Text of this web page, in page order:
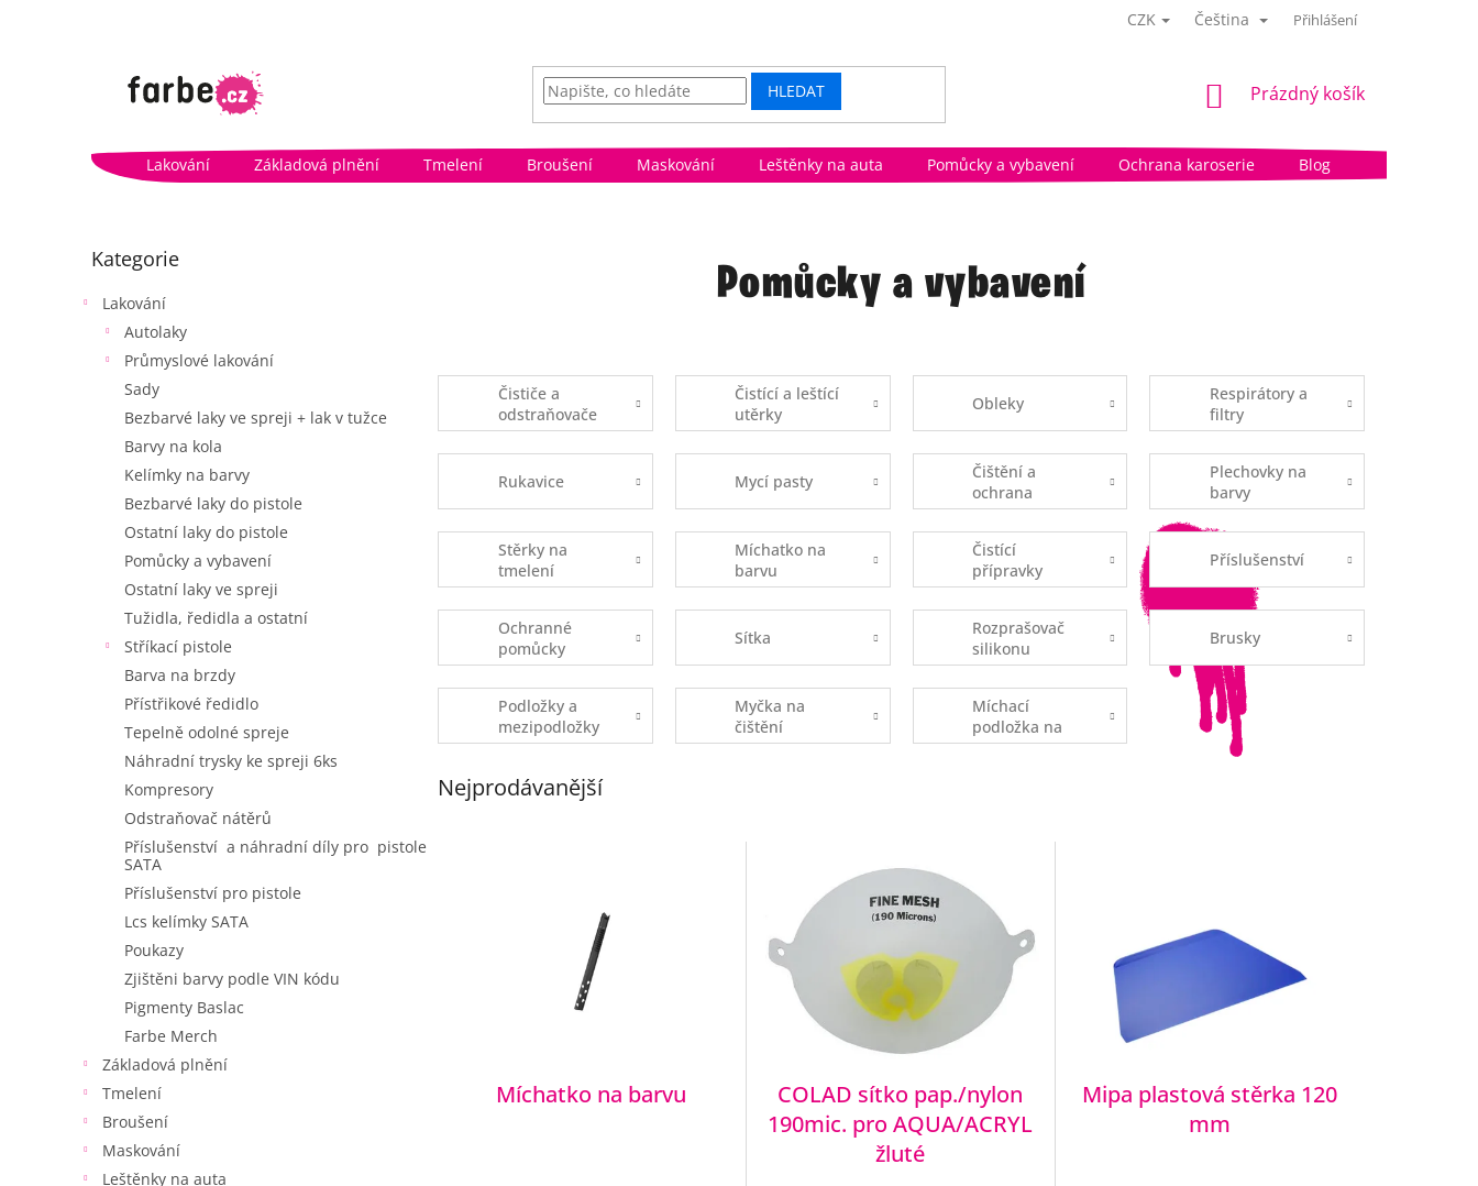
CZK Čeština Přihlášení
HLEDAT
NÁKUPNÍ
Prázdný košík
Lakování Základová plnění Tmelení Broušení Maskování Leštěnky na auta Pomůcky a vybavení Ochrana karoserie Blog
s
kategorie
Kategorie
Lakování
Autolaky
Průmyslové lakování
Sady
Bezbarvé laky ve spreji + lak v tužce
Barvy na kola
Kelímky na barvy
Bezbarvé laky do pistole
Ostatní laky do pistole
Pomůcky a vybavení
Ostatní laky ve spreji
Tužidla, ředidla a ostatní
Stříkací pistole
Barva na brzdy
Přístřikové ředidlo
Tepelně odolné spreje
Náhradní trysky ke spreji 6ks
Kompresory
Odstraňovač nátěrů
Příslušenství a náhradní díly pro pistole
SATA
Příslušenství pro pistole
Lcs kelímky SATA
Poukazy
Zjištěni barvy podle VIN kódu
Pigmenty Baslac
Farbe Merch
Základová plnění
Tmelení
Broušení
Maskování
Leštěnky na auta
Pomůcky a vybavení
Čističe a
odstraňovače
Čistící a leštící
utěrky
Obleky
Respirátory a
filtry
Rukavice Mycí pasty
Čištění a
ochrana
Plechovky na
barvy
Stěrky na
tmelení
Míchatko na
barvu
Čistící
přípravky
Příslušenství
Ochranné
pomůcky
Sítka
Rozprašovač
silikonu
Brusky
Podložky a
mezipodložky
na brusky
Myčka na
čištění
kovových
Míchací
podložka na
tmel
Nejprodávanější
Míchatko na barvu
COLAD sítko pap./nylon
190mic. pro AQUA/ACRYL
žluté
Mipa plastová stěrka 120
mm